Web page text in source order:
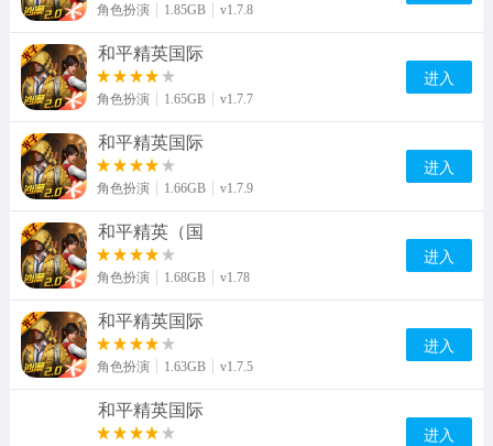
角色扮演 1.85GB v1.7.8
和平精英国际
角色扮演 1.65GB v1.7.7
进入
和平精英国际
角色扮演 1.66GB v1.7.9
进入
和平精英（国
角色扮演 1.68GB v1.78
进入
和平精英国际
角色扮演 1.63GB v1.7.5
进入
和平精英国际
进入